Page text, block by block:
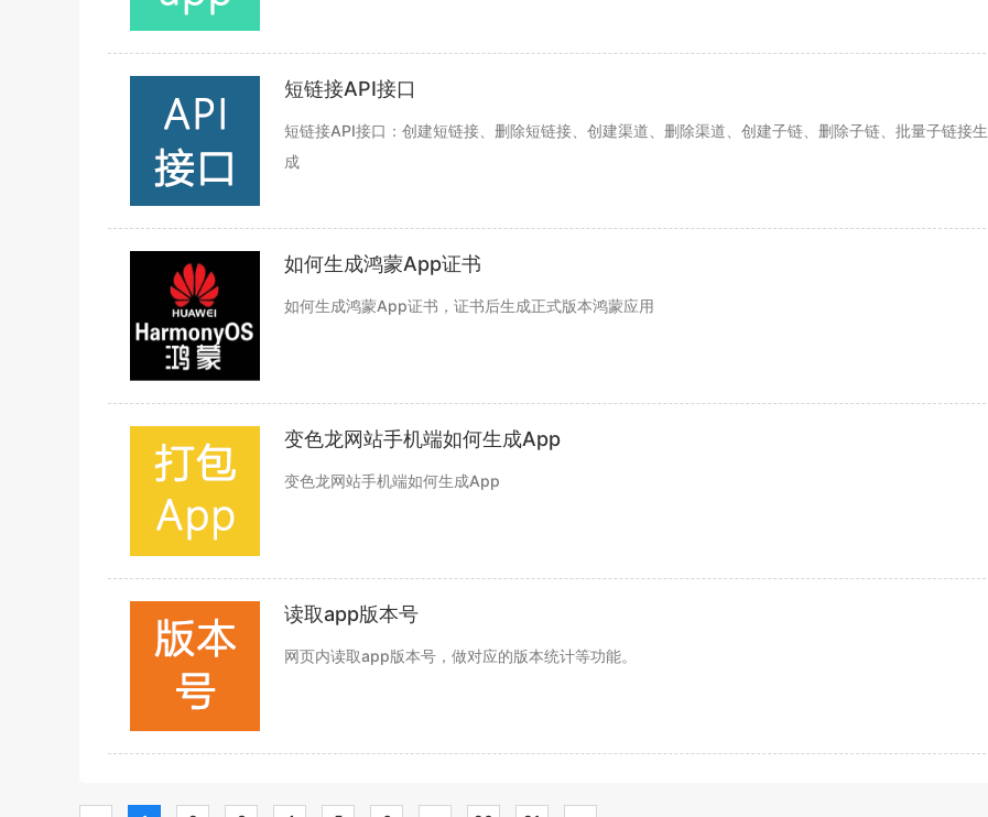
短链接API接口
短链接API接口：创建短链接、删除短链接、创建渠道、删除渠道、创建子链、删除子链、批量子链接生
成
如何生成鸿蒙App证书
如何生成鸿蒙App证书，证书后生成正式版本鸿蒙应用
变色龙网站手机端如何生成App
变色龙网站手机端如何生成App
读取app版本号
网页内读取app版本号，做对应的版本统计等功能。